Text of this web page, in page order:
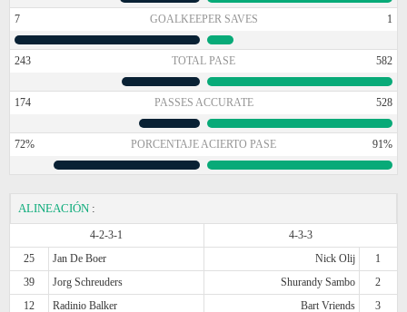
7 GOALKEEPER SAVES 1
243 TOTAL PASE 582
174 PASSES ACCURATE 528
72% PORCENTAJE ACIERTO PASE 91%
ALINEACIÓN :
4-2-3-1
4-3-3
25
Jan De Boer Nick Olij
1
39
Jorg Schreuders Shurandy Sambo
2
12
Radinio Balker Bart Vriends
3